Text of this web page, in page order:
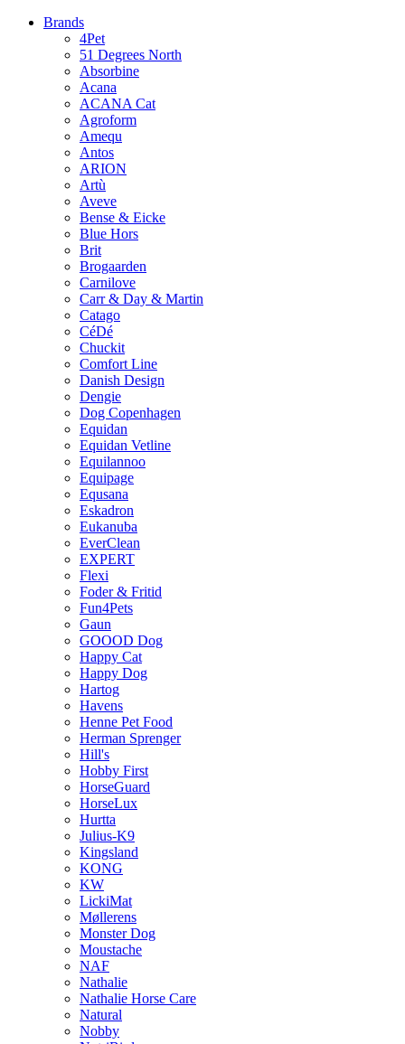
Brands
4Pet
51 Degrees North
Absorbine
Acana
ACANA Cat
Agroform
Amequ
Antos
ARION
Artù
Aveve
Bense & Eicke
Blue Hors
Brit
Brogaarden
Carnilove
Carr & Day & Martin
Catago
CéDé
Chuckit
Comfort Line
Danish Design
Dengie
Dog Copenhagen
Equidan
Equidan Vetline
Equilannoo
Equipage
Equsana
Eskadron
Eukanuba
EverClean
EXPERT
Flexi
Foder & Fritid
Fun4Pets
Gaun
GOOOD Dog
Happy Cat
Happy Dog
Hartog
Havens
Henne Pet Food
Herman Sprenger
Hill's
Hobby First
HorseGuard
HorseLux
Hurtta
Julius-K9
Kingsland
KONG
KW
LickiMat
Møllerens
Monster Dog
Moustache
NAF
Nathalie
Nathalie Horse Care
Natural
Nobby